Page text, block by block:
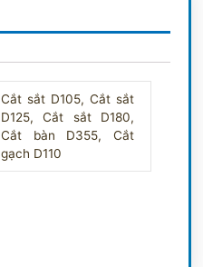
Cắt sắt D105, Cắt sắt
D125, Cắt sắt D180,
Cắt bàn D355, Cắt
gạch D110